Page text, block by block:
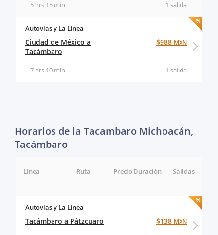
1 salida
5 hrs 15 min
Autovías y La Línea
Ciudad de México a
Tacámbaro
1 salida
7 hrs 10 min
$988 MXN
Horarios de la Tacambaro Michoacán,
Tacámbaro
Línea Ruta Salidas
Duración
Precio
Autovías y La Línea
Tacámbaro a Pátzcuaro $138 MXN